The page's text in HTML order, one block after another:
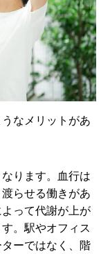
なメリットがあ
ります。血行は
らせる働きがあ
って代謝が上が
。駅やオフィス
ーではなく、階